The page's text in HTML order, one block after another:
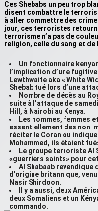
Ces Shebabs un peu trop
disent combattre le
à aller commettre des
jour, ces terroristes
terrorisme n’a pas de
religion, celle du sang et de
Un fonctionnaire
l’implication d’une
Lewthwaite aka « White
Shebab tué lors d’une
Nombre de décès au
suite à l’attaque de
Hill, à Nairobi au Kenya.
Les hommes, femmes
essentiellement des non-
réciter le Coran ou
Mohammed, ils étaient
Le groupe terroriste Al
«guerriers saints» pour
Al Shabaab revendique
d’origine britannique,
Nasir Shirdoon.
Il y a aussi, deux
deux Somaliens et un
commando.